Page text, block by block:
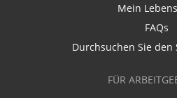
Mein
FAQs
Durchsuchen Sie den
FÜR